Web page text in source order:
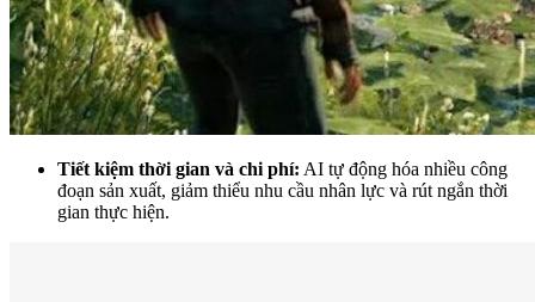
Tiết kiệm thời gian và chi phí: AI tự động hóa nhiều công
đoạn sản xuất, giảm thiểu nhu cầu nhân lực và rút ngắn thời
gian thực hiện.